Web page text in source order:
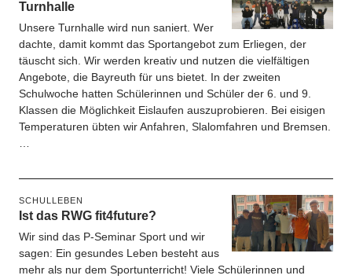
Turnhalle
Unsere Turnhalle wird nun saniert. Wer
dachte, damit kommt das Sportangebot zum Erliegen, der
täuscht sich. Wir werden kreativ und nutzen die vielfältigen
Angebote, die Bayreuth für uns bietet. In der zweiten
Schulwoche hatten Schülerinnen und Schüler der 6. und 9.
Klassen die Möglichkeit Eislaufen auszuprobieren. Bei eisigen
Temperaturen übten wir Anfahren, Slalomfahren und Bremsen.
SCHULLEBEN
Ist das RWG fit4future?
Wir sind das P-Seminar Sport und wir
sagen: Ein gesundes Leben besteht aus
mehr als nur dem Sportunterricht! Viele Schülerinnen und